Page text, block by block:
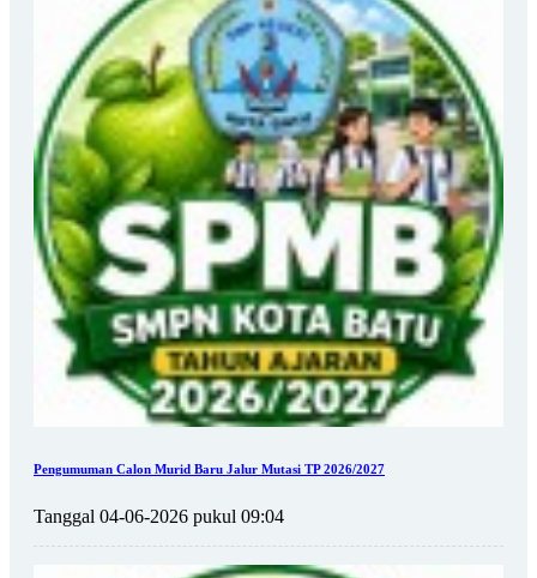
Pengumuman Calon Murid Baru Jalur Mutasi TP 2026/2027
Tanggal 04-06-2026 pukul 09:04